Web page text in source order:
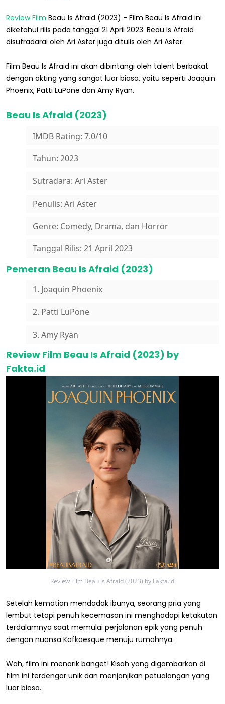
Review Film Beau Is Afraid (2023) - Film Beau Is Afraid ini
diketahui rilis pada tanggal 21 April 2023. Beau Is Afraid
disutradarai oleh Ari Aster juga ditulis oleh Ari Aster.
Film Beau Is Afraid ini akan dibintangi oleh talent berbakat
dengan akting yang sangat luar biasa, yaitu seperti Joaquin
Phoenix, Patti LuPone dan Amy Ryan.
Beau Is Afraid (2023)
IMDB Rating: 7.0/10
Tahun: 2023
Sutradara: Ari Aster
Penulis: Ari Aster
Genre: Comedy, Drama, dan Horror
Tanggal Rilis: 21 April 2023
Pemeran Beau Is Afraid (2023)
1. Joaquin Phoenix
2. Patti LuPone
3. Amy Ryan
Review Film Beau Is Afraid (2023) by
Fakta.id
Review Film Beau Is Afraid (2023) by Fakta.id
Setelah kematian mendadak ibunya, seorang pria yang
lembut tetapi penuh kecemasan ini menghadapi ketakutan
terdalamnya saat memulai perjalanan epik yang penuh
dengan nuansa Kafkaesque menuju rumahnya.
Wah, film ini menarik banget! Kisah yang digambarkan di
film ini terdengar unik dan menjanjikan petualangan yang
luar biasa.